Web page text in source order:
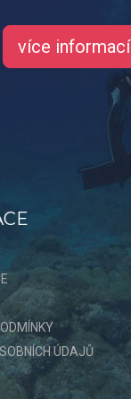
více informací
ÚDAJŮ